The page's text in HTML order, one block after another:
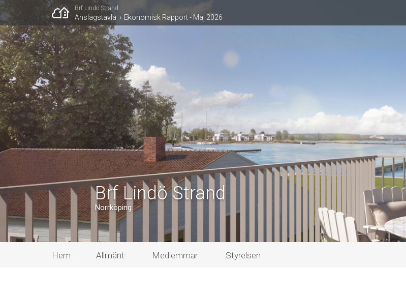
Brf Lindö Strand
Anslagstavla Ekonomisk Rapport - Maj 2026
Brf Lindö Strand
Norrköping
Hem Allmänt Medlemmar Styrelsen